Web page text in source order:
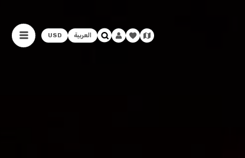
العربية USD